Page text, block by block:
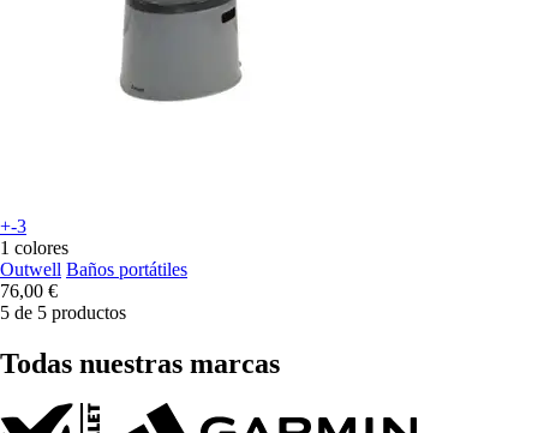
+-3
1 colores
Outwell Baños portátiles
76,00 €
5 de 5 productos
Todas nuestras marcas